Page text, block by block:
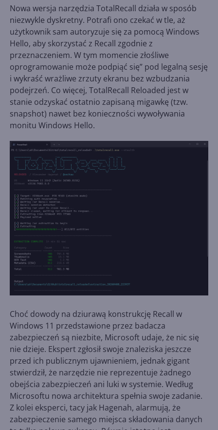
Nowa wersja narzędzia TotalRecall działa w sposób
niezwykle dyskretny. Potrafi ono czekać w tle, aż
użytkownik sam autoryzuje się za pomocą Windows
Hello, aby skorzystać z Recall zgodnie z
przeznaczeniem. W tym momencie złośliwe
oprogramowanie może podpiąć się” pod legalną sesję
i wykraść wrażliwe zrzuty ekranu bez wzbudzania
podejrzeń. Co więcej, TotalRecall Reloaded jest w
stanie odzyskać ostatnio zapisaną migawkę (tzw.
snapshot) nawet bez konieczności wywoływania
monitu Windows Hello.
Choć dowody na dziurawą konstrukcję Recall w
Windows 11 przedstawione przez badacza
zabezpieczeń są niezbite, Microsoft udaje, że nic się
nie dzieje. Ekspert zgłosił swoje znaleziska jeszcze
przed ich publicznym ujawnieniem, jednak gigant
stwierdził, że narzędzie nie reprezentuje żadnego
obejścia zabezpieczeń ani luki w systemie. Według
Microsoftu nowa architektura spełnia swoje zadanie.
Z kolei eksperci, tacy jak Hagenah, alarmują, że
zabezpieczenie samego miejsca składowania danych